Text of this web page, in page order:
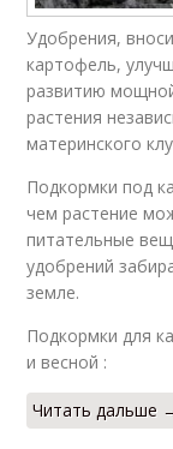
Удобрения,
картофель,
развитию
растения
материнского
Подкормки под
чем растение
питательные
удобрений
земле.
Подкормки для
и весной :
Читать дальше